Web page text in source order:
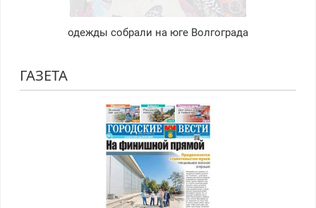
одежды собрали на юге Волгограда
ГАЗЕТА